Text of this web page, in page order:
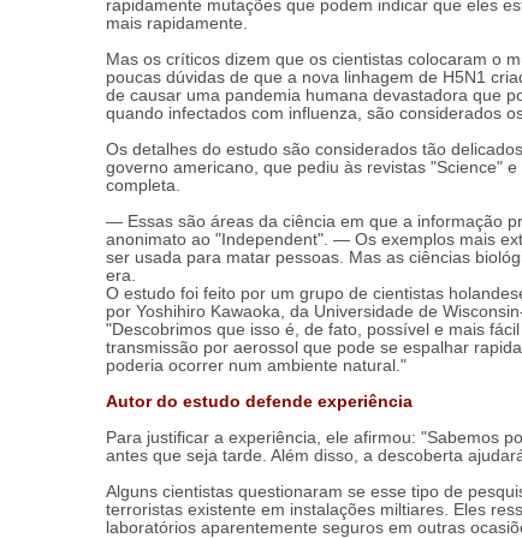
rapidamente mutações que podem indicar que eles
mais rapidamente.
Mas os críticos dizem que os cientistas colocaram o
poucas dúvidas de que a nova linhagem de H5N1
de causar uma pandemia humana devastadora que
quando infectados com influenza, são considerados
Os detalhes do estudo são considerados tão
governo americano, que pediu às revistas "Science"
completa.
— Essas são áreas da ciência em que a informação
anonimato ao "Independent". — Os exemplos mais
ser usada para matar pessoas. Mas as ciências
era.
O estudo foi feito por um grupo de cientistas
por Yoshihiro Kawaoka, da Universidade de
"Descobrimos que isso é, de fato, possível e mais
transmissão por aerossol que pode se espalhar
poderia ocorrer num ambiente natural."
Autor do estudo defende experiência
Para justificar a experiência, ele afirmou: "Sabemos
antes que seja tarde. Além disso, a descoberta
Alguns cientistas questionaram se esse tipo de
terroristas existente em instalações miltiares. Eles
laboratórios aparentemente seguros em outras